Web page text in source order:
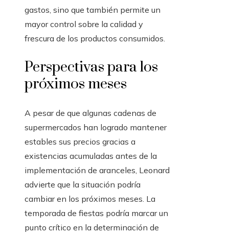
gastos, sino que también permite un
mayor control sobre la calidad y
frescura de los productos consumidos.
Perspectivas para los
próximos meses
A pesar de que algunas cadenas de
supermercados han logrado mantener
estables sus precios gracias a
existencias acumuladas antes de la
implementación de aranceles, Leonard
advierte que la situación podría
cambiar en los próximos meses. La
temporada de fiestas podría marcar un
punto crítico en la determinación de